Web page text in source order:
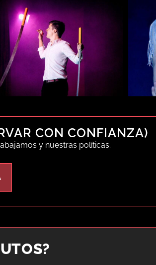
CON CONFIANZA)
y nuestras políticas.